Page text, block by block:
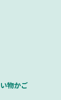
物かご